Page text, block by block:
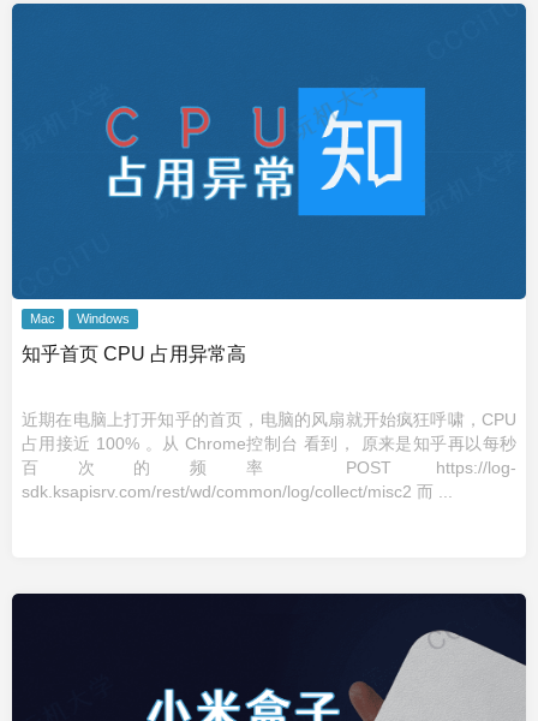
Mac Windows
知乎首页 CPU 占用异常高
近期在电脑上打开知乎的首页，电脑的风扇就开始疯狂呼啸，CPU
占用接近 100% 。从 Chrome控制台 看到， 原来是知乎再以每秒
百次的频率 POST https://log-
sdk.ksapisrv.com/rest/wd/common/log/collect/misc2 而 ...